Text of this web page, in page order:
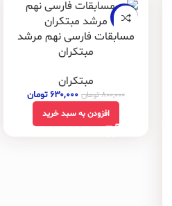
-21%
مسابقات فارسی نهم مرشد
مبتکران
مبتکران
۸۰۰,۰۰۰تومان ۶۳۰,۰۰۰ تومان
افزودن به سبد خرید